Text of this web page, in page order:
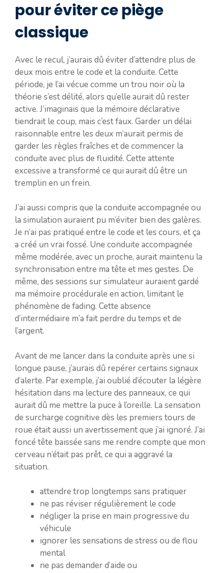
pour éviter ce piège
classique
Avec le recul, j’aurais dû éviter d’attendre plus de
deux mois entre le code et la conduite. Cette
période, je l’ai vécue comme un trou noir où la
théorie s’est délité, alors qu’elle aurait dû rester
active. J’imaginais que la mémoire déclarative
tiendrait le coup, mais c’est faux. Garder un délai
raisonnable entre les deux m’aurait permis de
garder les règles fraîches et de commencer la
conduite avec plus de fluidité. Cette attente
excessive a transformé ce qui aurait dû être un
tremplin en un frein.
J’ai aussi compris que la conduite accompagnée ou
la simulation auraient pu m’éviter bien des galères.
Je n’ai pas pratiqué entre le code et les cours, et ça
a créé un vrai fossé. Une conduite accompagnée
même modérée, avec un proche, aurait maintenu la
synchronisation entre ma tête et mes gestes. De
même, des sessions sur simulateur auraient gardé
ma mémoire procédurale en action, limitant le
phénomène de fading. Cette absence
d’intermédiaire m’a fait perdre du temps et de
l’argent.
Avant de me lancer dans la conduite après une si
longue pause, j’aurais dû repérer certains signaux
d’alerte. Par exemple, j’ai oublié d’écouter la légère
hésitation dans ma lecture des panneaux, ce qui
aurait dû me mettre la puce à l’oreille. La sensation
de surcharge cognitive dès les premiers tours de
roue était aussi un avertissement que j’ai ignoré. J’ai
foncé tête baissée sans me rendre compte que mon
cerveau n’était pas prêt, ce qui a aggravé la
situation.
attendre trop longtemps sans pratiquer
ne pas réviser régulièrement le code
négliger la prise en main progressive du
véhicule
ignorer les sensations de stress ou de flou
mental
ne pas demander d’aide ou